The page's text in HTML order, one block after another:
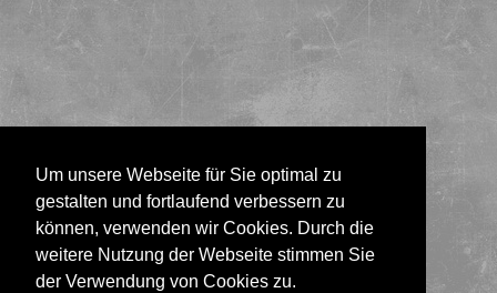
Um unsere Webseite für Sie optimal zu
gestalten und fortlaufend verbessern zu
können, verwenden wir Cookies. Durch die
weitere Nutzung der Webseite stimmen Sie
der Verwendung von Cookies zu.